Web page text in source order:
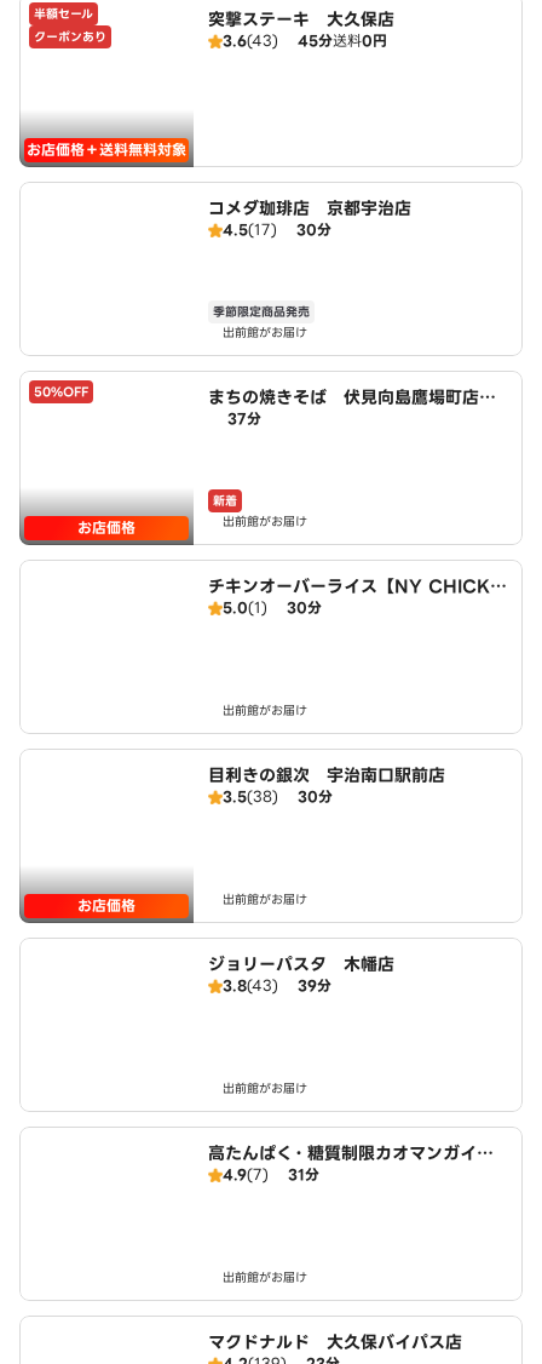
半額セール
クーポンあり
お店価格＋送料無料対象
突撃ステーキ 大久保店
3.6(43) 45分送料0円
コメダ珈琲店 京都宇治店
4.5(17) 30分
季節限定商品発売
出前館がお届け
50%OFF
お店価格
まちの焼きそば 伏見向島鷹場町店 p
owered by LAWSON
37分
新着
出前館がお届け
チキンオーバーライス【NY CHICKE
N STAND】 伏見向島店
5.0(1) 30分
出前館がお届け
お店価格
目利きの銀次 宇治南口駅前店
3.5(38) 30分
出前館がお届け
ジョリーパスタ 木幡店
3.8(43) 39分
出前館がお届け
高たんぱく・糖質制限カオマンガイ
東京鶏飯食堂 伏見向島店
4.9(7) 31分
出前館がお届け
マクドナルド 大久保バイパス店